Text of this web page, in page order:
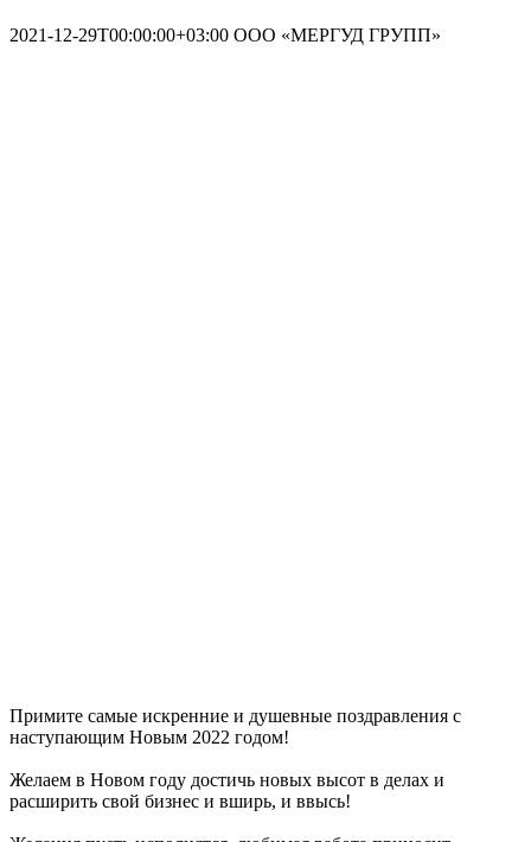
2021-12-29T00:00:00+03:00 ООО «МЕРГУД ГРУПП»
Примите самые искренние и душевные поздравления с
наступающим Новым 2022 годом!
Желаем в Новом году достичь новых высот в делах и
расширить свой бизнес и вширь, и ввысь!